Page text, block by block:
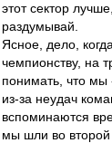
этот сектор
раздумывай.
Ясное, дело,
чемпионству, на
понимать, что мы
из-за неудач
вспоминаются
мы шли во второй